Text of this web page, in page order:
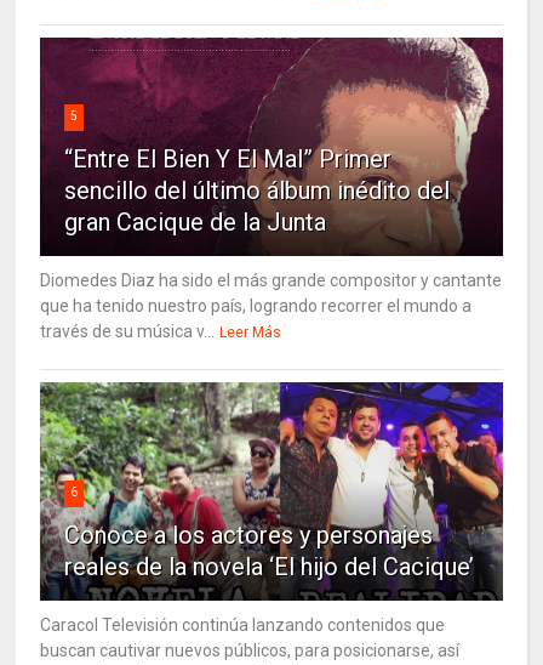
5
“Entre El Bien Y El Mal” Primer
sencillo del último álbum inédito del
gran Cacique de la Junta
Diomedes Diaz ha sido el más grande compositor y cantante
que ha tenido nuestro país, logrando recorrer el mundo a
través de su música v...
Leer Más
6
Conoce a los actores y personajes
reales de la novela ‘El hijo del Cacique’
Caracol Televisión continúa lanzando contenidos que
buscan cautivar nuevos públicos, para posicionarse, así